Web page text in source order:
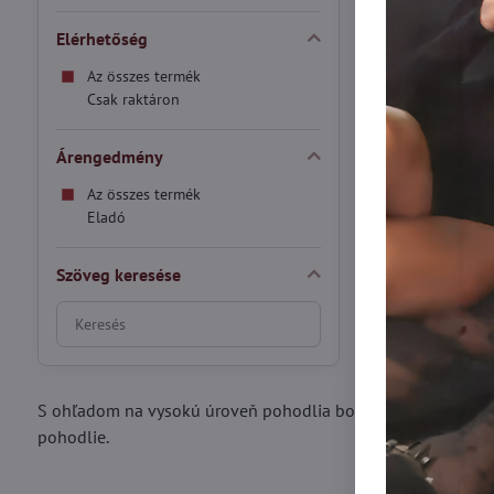
Termo harisnya
Termo
Termo harisnya
8090 Ft
Elérhetőség
Az összes termék
Csak raktáron
Árengedmény
Az összes termék
Eladó
Szöveg keresése
Keresés
szöveg
alapján
S ohľadom na vysokú úroveň pohodlia boli pančuchové
pohodlie.